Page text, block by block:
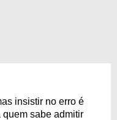
insistir no erro é
sabe admitir